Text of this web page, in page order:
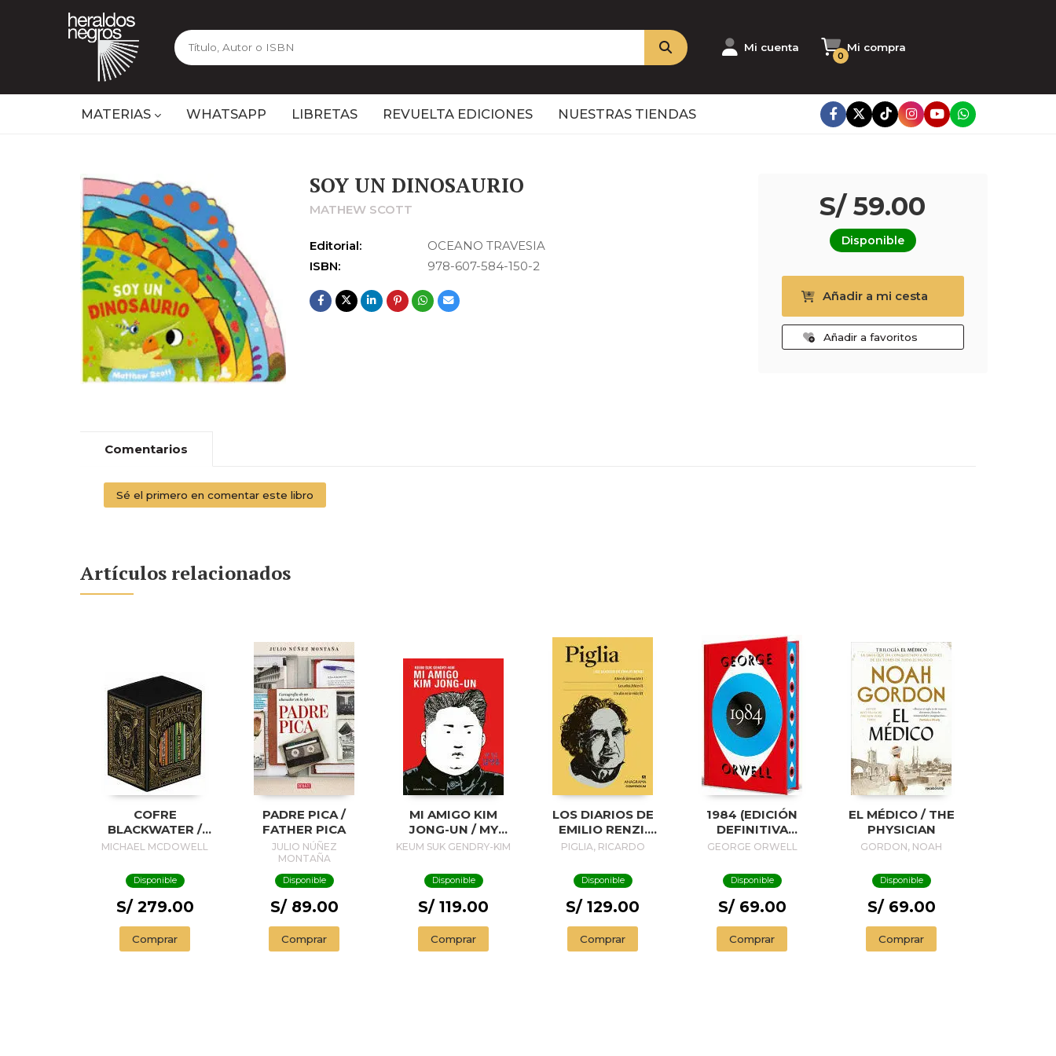
Mi cuenta Mi compra
0
MATERIAS WHATSAPP LIBRETAS REVUELTA EDICIONES NUESTRAS TIENDAS
SOY UN DINOSAURIO
MATHEW SCOTT
Editorial:
OCEANO TRAVESIA
ISBN:
978-607-584-150-2
S/ 59.00
Disponible
Añadir a mi cesta
Añadir a favoritos
Comentarios
Sé el primero en comentar este libro
Artículos relacionados
COFRE
BLACKWATER /
BLACKWATER
MICHAEL MCDOWELL
Disponible
S/ 279.00
Comprar
PADRE PICA /
FATHER PICA
JULIO NÚÑEZ
MONTAÑA
Disponible
S/ 89.00
Comprar
MI AMIGO KIM
JONG-UN / MY
FRIEND KIM JONG-
KEUM SUK GENDRY-KIM
Disponible
S/ 119.00
Comprar
LOS DIARIOS DE
EMILIO RENZI.
AÑOS DE
AÑOS FELICES II;
UN DIA EN LA VIDA
III
PIGLIA, RICARDO
Disponible
S/ 129.00
Comprar
1984 (EDICIÓN
DEFINITIVA
AVALADA POR THE
(EDICIÓN
ESPECIAL
LIMITADA CON
PINTADOS) / 1984
(EDITION
GEORGE ORWELL
Disponible
S/ 69.00
Comprar
EL MÉDICO / THE
PHYSICIAN
GORDON, NOAH
Disponible
S/ 69.00
Comprar